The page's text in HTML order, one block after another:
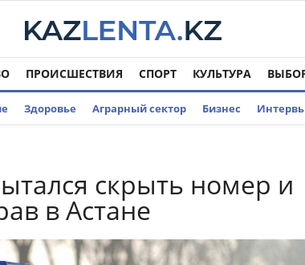
ПРОИСШЕСТВИЯ СПОРТ КУЛЬТУРА
Здоровье Аграрный сектор Бизнес
скрыть номер и
в Астане